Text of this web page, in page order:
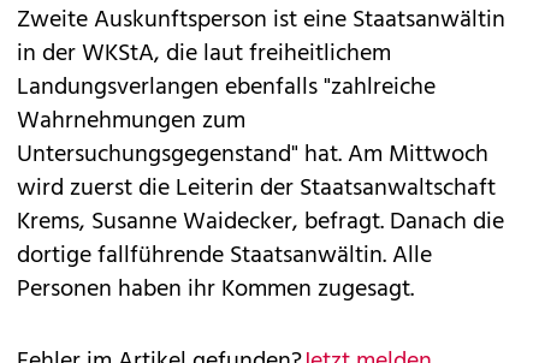
Zweite Auskunftsperson ist eine Staatsanwältin
in der WKStA, die laut freiheitlichem
Landungsverlangen ebenfalls "zahlreiche
Wahrnehmungen zum
Untersuchungsgegenstand" hat. Am Mittwoch
wird zuerst die Leiterin der Staatsanwaltschaft
Krems, Susanne Waidecker, befragt. Danach die
dortige fallführende Staatsanwältin. Alle
Personen haben ihr Kommen zugesagt.